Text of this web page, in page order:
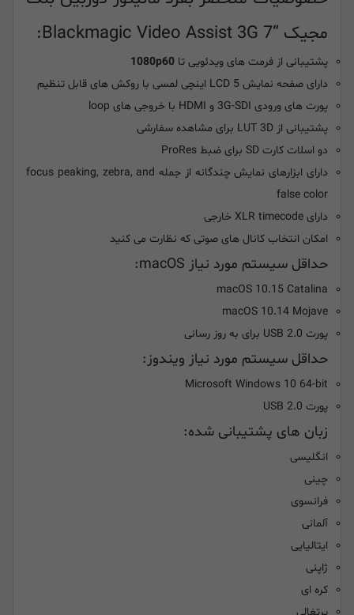
مجیک “Blackmagic Video Assist 3G 7:
پشتیبانی از فرمت های ویدئویی تا 1080p60
دارای صفحه نمایش LCD 5 اینچی لمسی با روکش های قابل تنظیم
پورت های ورودی 3G-SDI و HDMI با خروجی های loop
پشتیبانی از LUT 3D برای مشاهده سفارشی
دو اسلات کارت SD برای ضبط ProRes
دارای ابزارهای نمایش چندگانه از جمله focus peaking, zebra, and
false color
دارای XLR timecode خارجی
امکان انتخاب کانال های صوتی که نظارت می کنید
حداقل سیستم مورد نیاز macOS:
macOS 10.15 Catalina
macOS 10.14 Mojave
پورت USB 2.0 برای به روز رسانی
حداقل سیستم مورد نیاز ویندوز:
Microsoft Windows 10 64-bit
پورت USB 2.0
زبان های پشتیبانی شده:
انگلیسی
چینی
فرانسوی
آلمانی
ایتالیایی
ژاپنی
کره ای